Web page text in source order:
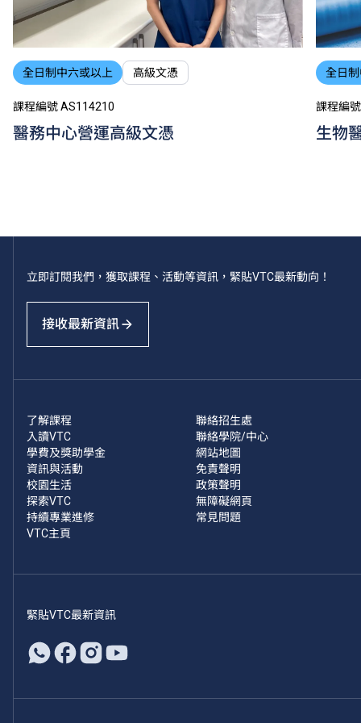
全日制中六或以上 高級文憑
課程編號 AS114210
醫務中心營運高級文憑
全日
課程編
生物
立即訂閱我們，獲取課程、活動等資訊，緊貼VTC最新動向！
接收最新資訊
了解課程
入讀VTC
學費及獎助學金
資訊與活動
校園生活
探索VTC
持續專業進修
VTC主頁
聯絡招生處
聯絡學院/中心
網站地圖
免責聲明
政策聲明
無障礙網頁
常見問題
緊貼VTC最新資訊